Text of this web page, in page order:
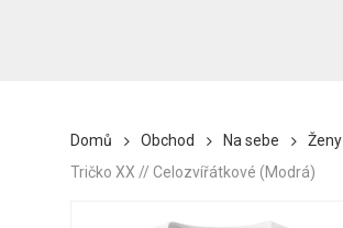
Domů Obchod Na sebe Ženy
Tričko XX // Celozvířátkové (Modrá)